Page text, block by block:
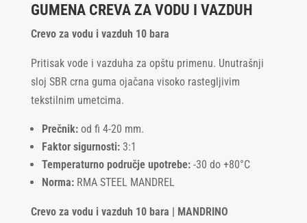
GUMENA CREVA ZA VODU I VAZDUH
Crevo za vodu i vazduh 10 bara
Pritisak vode i vazduha za opštu primenu. Unutrašnji
sloj SBR crna guma ojačana visoko rastegljivim
tekstilnim umetcima.
Prečnik:od fi 4-20 mm.
Faktor sigurnosti:3:1
Temperaturno područje upotrebe:-30 do +80°C
Norma:RMA STEEL MANDREL
Crevo za vodu i vazduh 10 bara | MANDRINO